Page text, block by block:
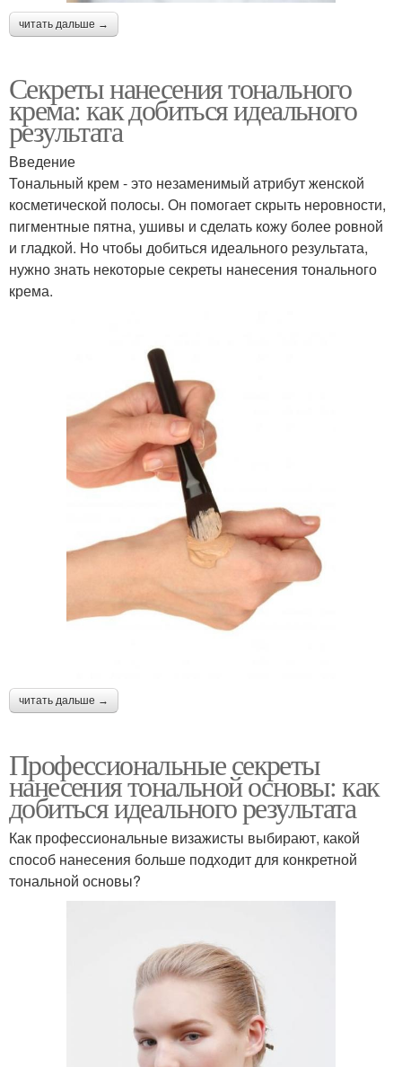
читать дальше →
Секреты нанесения тонального
крема: как добиться идеального
результата
Введение
Тональный крем - это незаменимый атрибут женской
косметической полосы. Он помогает скрыть неровности,
пигментные пятна, ушивы и сделать кожу более ровной
и гладкой. Но чтобы добиться идеального результата,
нужно знать некоторые секреты нанесения тонального
крема.
читать дальше →
Профессиональные секреты
нанесения тональной основы: как
добиться идеального результата
Как профессиональные визажисты выбирают, какой
способ нанесения больше подходит для конкретной
тональной основы?